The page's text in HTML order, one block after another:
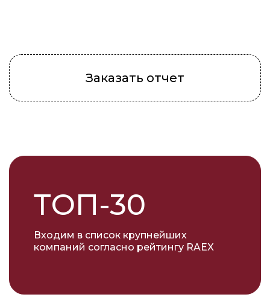
Заказать отчет
ТОП-30
Входим в список крупнейших
компаний согласно рейтингу RAEX